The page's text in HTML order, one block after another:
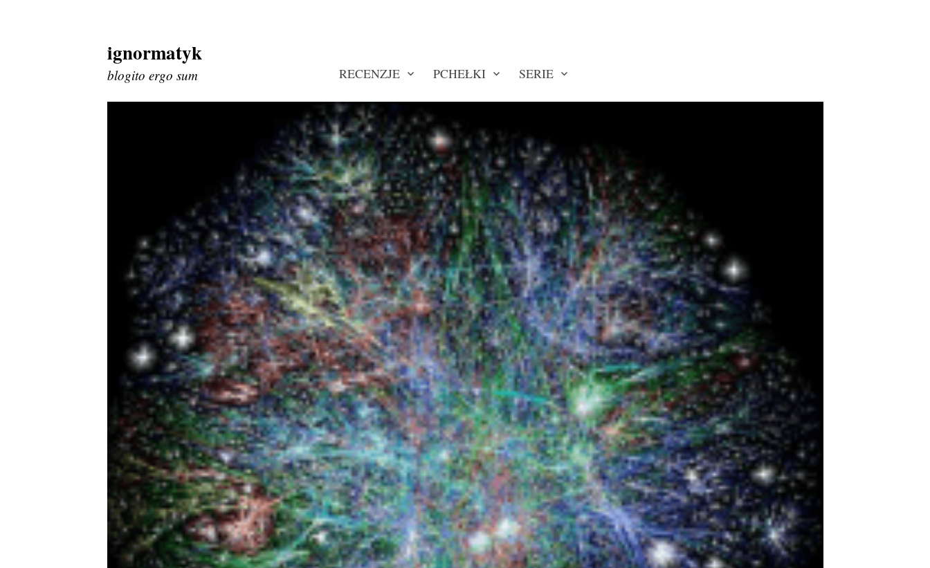
Skip
to
content
ignormatyk
blogito ergo sum RECENZJE PCHEŁKI SERIE